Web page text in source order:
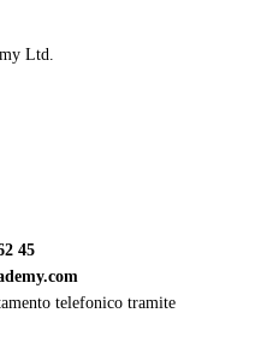
Ltd.
45
telefonico tramite